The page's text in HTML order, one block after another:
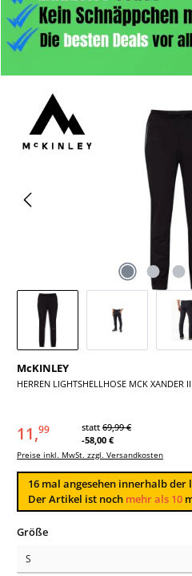
Bildergalerie überspringen
McKINLEY
HERREN LIGHTSHELLHOSE MCK XANDER
11,99 statt 69,99 €
-58,00 €
Preise inkl. MwSt. zzgl. Versandkosten
16 mal angesehen innerhalb der
Der Artikel ist noch mehr als 10
Größeauswählen